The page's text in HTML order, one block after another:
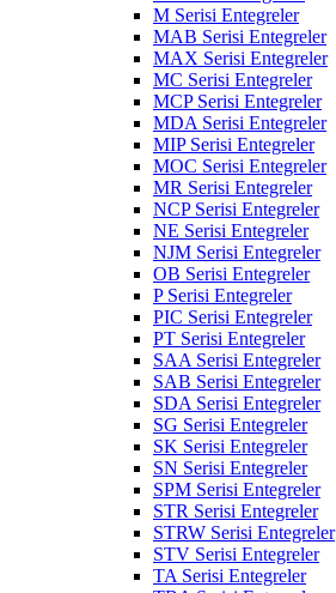
M Serisi Entegreler
MAB Serisi Entegreler
MAX Serisi Entegreler
MC Serisi Entegreler
MCP Serisi Entegreler
MDA Serisi Entegreler
MIP Serisi Entegreler
MOC Serisi Entegreler
MR Serisi Entegreler
NCP Serisi Entegreler
NE Serisi Entegreler
NJM Serisi Entegreler
OB Serisi Entegreler
P Serisi Entegreler
PIC Serisi Entegreler
PT Serisi Entegreler
SAA Serisi Entegreler
SAB Serisi Entegreler
SDA Serisi Entegreler
SG Serisi Entegreler
SK Serisi Entegreler
SN Serisi Entegreler
SPM Serisi Entegreler
STR Serisi Entegreler
STRW Serisi Entegreler
STV Serisi Entegreler
TA Serisi Entegreler